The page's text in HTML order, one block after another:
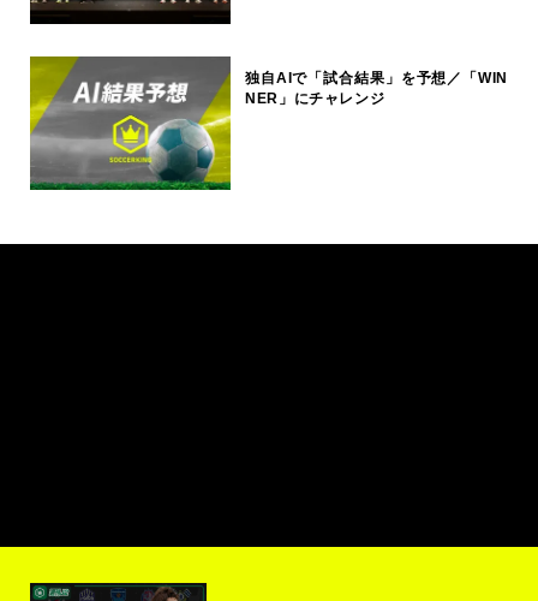
独自AIで「試合結果」を予想／「WIN
NER」にチャレンジ